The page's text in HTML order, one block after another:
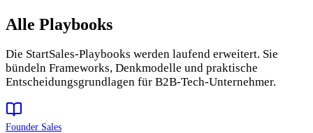
Alle Playbooks
Die StartSales-Playbooks werden laufend erweitert. Sie
bündeln Frameworks, Denkmodelle und praktische
Entscheidungsgrundlagen für B2B-Tech-Unternehmer.
Founder Sales